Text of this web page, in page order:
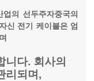
의 선두주자중국의
신 전기 케이블은 엄
니다. 회사의
리되며,